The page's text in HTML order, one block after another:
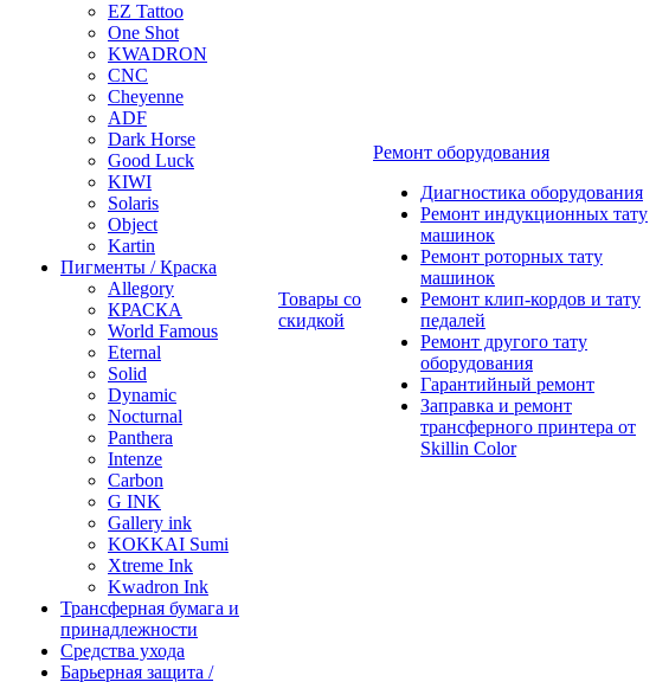
EZ Tattoo
One Shot
KWADRON
CNC
Cheyenne
ADF
Dark Horse
Good Luck
KIWI
Solaris
Object
Kartin
Пигменты / Краска
Allegory
КРАСКА
World Famous
Eternal
Solid
Dynamic
Nocturnal
Panthera
Intenze
Carbon
G INK
Gallery ink
KOKKAI Sumi
Xtreme Ink
Kwadron Ink
Трансферная бумага и
принадлежности
Средства ухода
Барьерная защита /
Товары со
скидкой
Ремонт оборудования
Диагностика оборудования
Ремонт индукционных тату
машинок
Ремонт роторных тату
машинок
Ремонт клип-кордов и тату
педалей
Ремонт другого тату
оборудования
Гарантийный ремонт
Заправка и ремонт
трансферного принтера от
Skillin Color